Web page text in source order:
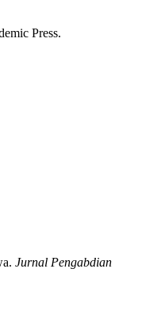
Press.
Jurnal Pengabdian